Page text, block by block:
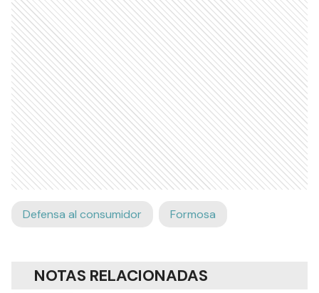
Defensa al consumidor Formosa
NOTAS RELACIONADAS